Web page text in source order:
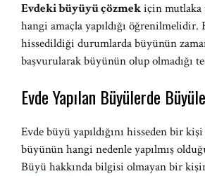
Evdeki büyüyü çözmekiçin mutlaka
hangi amaçla yapıldığı öğrenilmelidir.
hissedildiği durumlarda büyünün
başvurularak büyünün olup olmadığı
Evde Yapılan Büyülerde
Evde büyü yapıldığını hisseden bir
büyünün hangi nedenle yapılmış
Büyü hakkında bilgisi olmayan bir